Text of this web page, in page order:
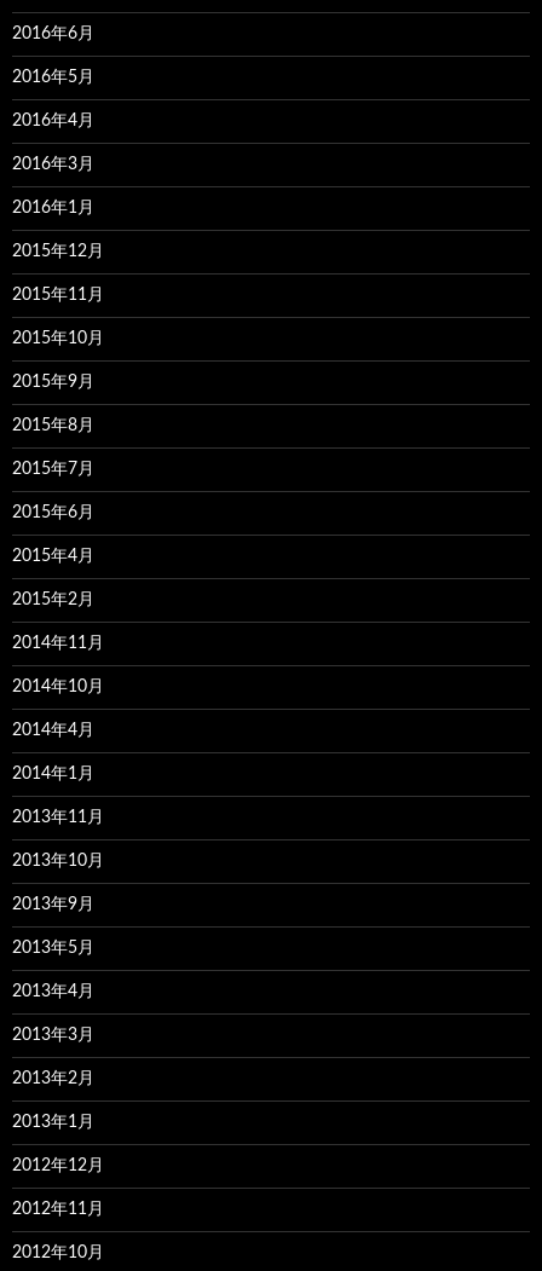
2016年6月
2016年5月
2016年4月
2016年3月
2016年1月
2015年12月
2015年11月
2015年10月
2015年9月
2015年8月
2015年7月
2015年6月
2015年4月
2015年2月
2014年11月
2014年10月
2014年4月
2014年1月
2013年11月
2013年10月
2013年9月
2013年5月
2013年4月
2013年3月
2013年2月
2013年1月
2012年12月
2012年11月
2012年10月